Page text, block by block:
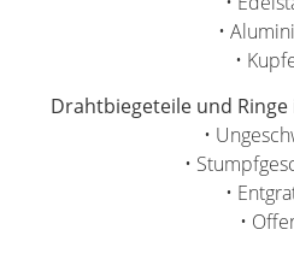
•
•
Drahtbiegeteile und
•
•
•
•